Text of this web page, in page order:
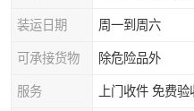
装运日期 周一到周六
可承接货物 除危险品外
服务 上门收件 免费验